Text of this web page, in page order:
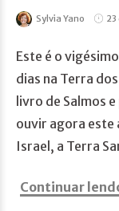
Sylvia Yano 23
Este é o
dias na Terra
livro de Salmos
ouvir agora este
Israel, a Terra
Continuar